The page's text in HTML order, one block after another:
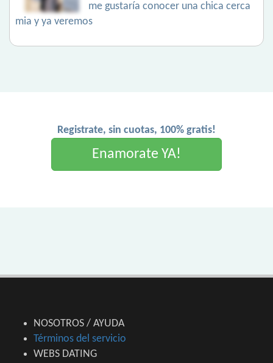
me gustaría conocer una chica cerca
mia y ya veremos
Registrate, sin cuotas, 100% gratis!
Enamorate YA!
NOSOTROS / AYUDA
Términos del servicio
WEBS DATING